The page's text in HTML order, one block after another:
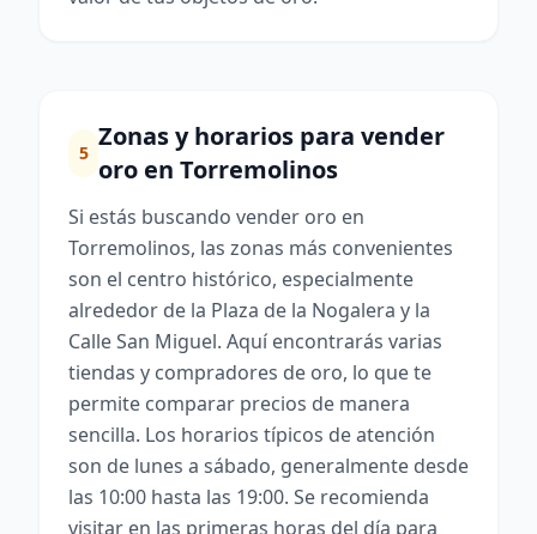
5
Zonas y horarios para vender
oro en Torremolinos
Si estás buscando vender oro en
Torremolinos, las zonas más convenientes
son el centro histórico, especialmente
alrededor de la Plaza de la Nogalera y la
Calle San Miguel. Aquí encontrarás varias
tiendas y compradores de oro, lo que te
permite comparar precios de manera
sencilla. Los horarios típicos de atención
son de lunes a sábado, generalmente desde
las 10:00 hasta las 19:00. Se recomienda
visitar en las primeras horas del día para